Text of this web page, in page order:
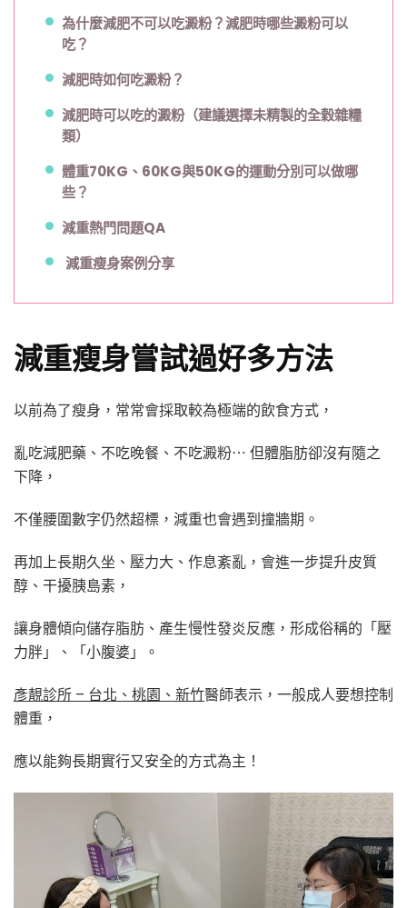
為什麼減肥不可以吃澱粉？減肥時哪些澱粉可以
吃？
減肥時如何吃澱粉？
減肥時可以吃的澱粉（建議選擇未精製的全穀雜糧
類）
體重70KG、60KG與50KG的運動分別可以做哪
些？
減重熱門問題QA
減重瘦身案例分享
減重瘦身嘗試過好多方法
以前為了瘦身，常常會採取較為極端的飲食方式，
亂吃減肥藥、不吃晚餐、不吃澱粉⋯ 但體脂肪卻沒有隨之
下降，
不僅腰圍數字仍然超標，減重也會遇到撞牆期。
再加上長期久坐、壓力大、作息紊亂，會進一步提升皮質
醇、干擾胰島素，
讓身體傾向儲存脂肪、產生慢性發炎反應，形成俗稱的「壓
力胖」、「小腹婆」。
彥靚診所 – 台北、桃園、新竹醫師表示，一般成人要想控制
體重，
應以能夠長期實行又安全的方式為主！